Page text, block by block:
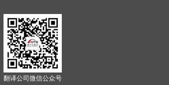
翻译公司微信公众号